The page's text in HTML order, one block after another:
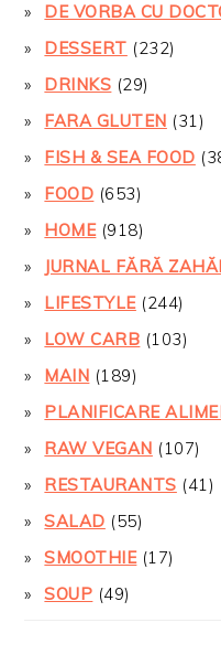
DE VORBA CU
DESSERT (232)
DRINKS (29)
FARA GLUTEN (31)
FISH & SEA FOOD
FOOD (653)
HOME(918)
JURNAL FĂRĂ
LIFESTYLE(244)
LOW CARB (103)
MAIN (189)
PLANIFICARE
RAW VEGAN (107)
RESTAURANTS (41)
SALAD (55)
SMOOTHIE(17)
SOUP (49)